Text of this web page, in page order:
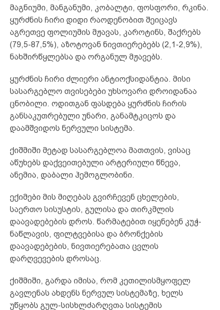
მაგნიუმი, მანგანუმი, კობალტი, ფოსფორი, რკინა.
ყურძნის ჩირი დიდი რაოდენობით შეიცავს
აგრეთვე ფოლიუმის მჟავას, კაროტინს, შაქრებს
(79,5-87,5%), აზოტოვან ნივთიერებებს (2,1-2,9%),
ნახშირწყლებსა და ორგანულ მჟავებს.
ყურძნის ჩირი ძლიერი ანტიოქსიდანტია. მისი
სასარგებლო თვისებები უხსოვარი დროიდანაა
ცნობილი. ოდითგან ფასდება ყურძნის ჩირის
განსაკუთრებული უნარი, განამტკიცოს და
დაამშვიდოს ნერვული სისტემა.
ქიშმიში მეტად სასარგებლოა მათთვის, ვისაც
აწუხებს დაქვეითებული არტერიული წნევა,
ანემია, დაბალი ჰემოგლობინი.
ექიმები მის მიღებას გვირჩევენ ცხელების,
საერთო სისუსტის, გულისა და თირკმლის
დაავადებების დროს. წარმატებით იყენებენ კუჭ-
ნაწლავის, ფილტვებისა და ბრონქების
დაავადებების, ნივთიერებათა ცვლის
დარღვევების დროსაც.
ქიშმიში, გარდა იმისა, რომ კეთილისმყოფელ
გავლენას ახდენს ნერვულ სისტემაზე, ხელს
უწყობს გულ-სისხლძარღვთა სისტემის